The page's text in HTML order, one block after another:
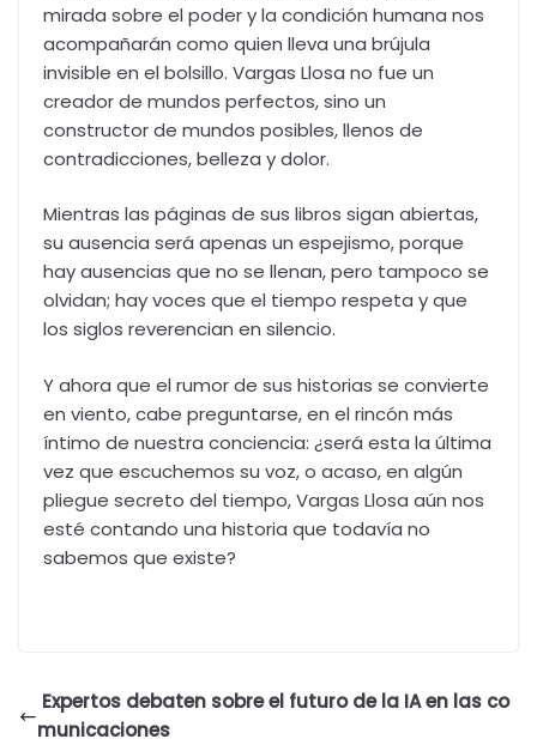
mirada sobre el poder y la condición humana nos
acompañarán como quien lleva una brújula
invisible en el bolsillo. Vargas Llosa no fue un
creador de mundos perfectos, sino un
constructor de mundos posibles, llenos de
contradicciones, belleza y dolor.
Mientras las páginas de sus libros sigan abiertas,
su ausencia será apenas un espejismo, porque
hay ausencias que no se llenan, pero tampoco se
olvidan; hay voces que el tiempo respeta y que
los siglos reverencian en silencio.
Y ahora que el rumor de sus historias se convierte
en viento, cabe preguntarse, en el rincón más
íntimo de nuestra conciencia: ¿será esta la última
vez que escuchemos su voz, o acaso, en algún
pliegue secreto del tiempo, Vargas Llosa aún nos
esté contando una historia que todavía no
sabemos que existe?
Expertos debaten sobre el futuro de la IA en las co
municaciones